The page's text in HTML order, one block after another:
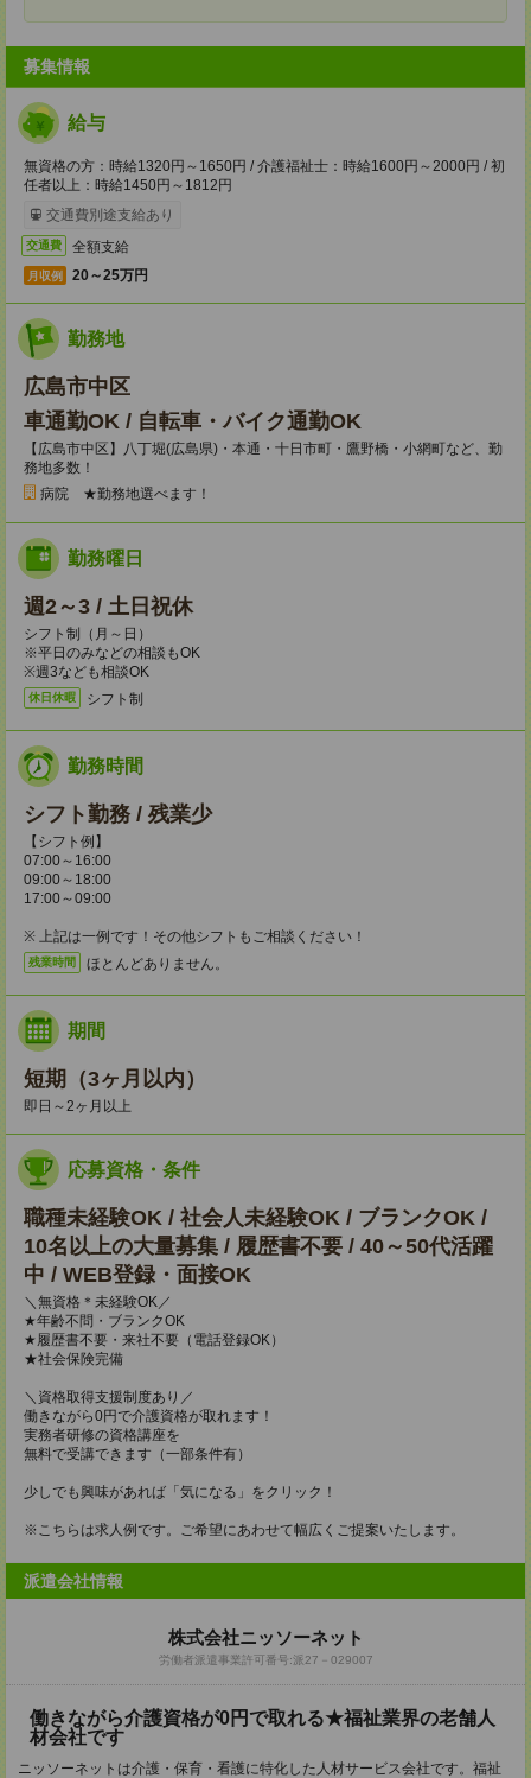
募集情報
給与
無資格の方：時給1320円～1650円 / 介護福祉士：時給1600円～2000円 / 初
任者以上：時給1450円～1812円
交通費別途支給あり
交通費 全額支給
月収例 20～25万円
勤務地
広島市中区
車通勤OK / 自転車・バイク通勤OK
【広島市中区】八丁堀(広島県)・本通・十日市町・鷹野橋・小網町など、勤
務地多数！
病院 ★勤務地選べます！
勤務曜日
週2～3 / 土日祝休
シフト制（月～日）
※平日のみなどの相談もOK
※週3なども相談OK
休日休暇 シフト制
勤務時間
シフト勤務 / 残業少
【シフト例】
07:00～16:00
09:00～18:00
17:00～09:00
※ 上記は一例です！その他シフトもご相談ください！
残業時間 ほとんどありません。
期間
短期（3ヶ月以内）
即日～2ヶ月以上
応募資格・条件
職種未経験OK / 社会人未経験OK / ブランクOK /
10名以上の大量募集 / 履歴書不要 / 40～50代活躍
中 / WEB登録・面接OK
＼無資格＊未経験OK／
★年齢不問・ブランクOK
★履歴書不要・来社不要（電話登録OK）
★社会保険完備
＼資格取得支援制度あり／
働きながら0円で介護資格が取れます！
実務者研修の資格講座を
無料で受講できます（一部条件有）
少しでも興味があれば「気になる」をクリック！
※こちらは求人例です。ご希望にあわせて幅広くご提案いたします。
派遣会社情報
株式会社ニッソーネット
労働者派遣事業許可番号:派27－029007
働きながら介護資格が0円で取れる★福祉業界の老舗人
材会社です
ニッソーネットは介護・保育・看護に特化した人材サービス会社です。福祉